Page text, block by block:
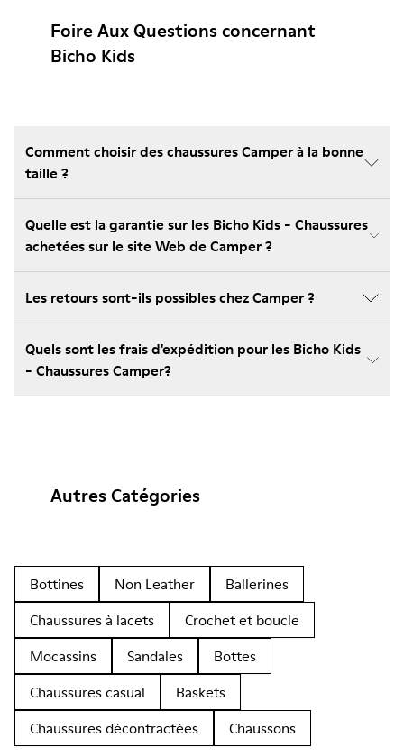
Foire Aux Questions concernant
Bicho Kids
Comment choisir des chaussures Camper à la bonne
taille ?
Quelle est la garantie sur les Bicho Kids - Chaussures
achetées sur le site Web de Camper ?
Les retours sont-ils possibles chez Camper ?
Quels sont les frais d'expédition pour les Bicho Kids
- Chaussures Camper?
Autres Catégories
Bottines Non Leather
Ballerines
Chaussures à lacets
Crochet et boucle
Mocassins
Sandales
Bottes
Chaussures casual
Baskets
Chaussures décontractées
Chaussons